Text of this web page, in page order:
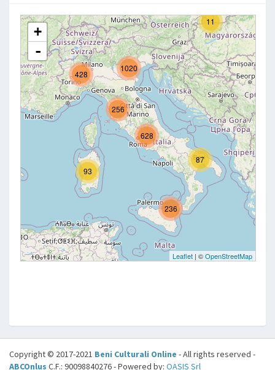
Copyright © 2017-2021 Beni Culturali Online - All rights reserved -
ABCOnlus C.F.: 90098840276 - Powered by: OASIS Srl